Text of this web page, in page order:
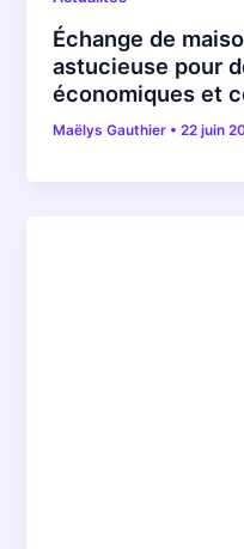
Échange de
astucieuse pour
économiques et
Maëlys Gauthier •22 juin